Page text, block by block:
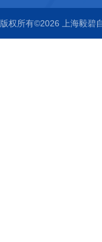
版权所有©2026 上海毅碧